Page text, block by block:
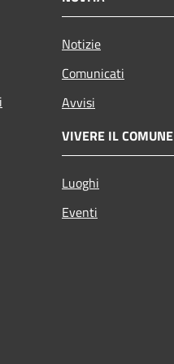
Notizie
Comunicati
Avvisi
VIVERE IL COMUNE
Luoghi
Eventi